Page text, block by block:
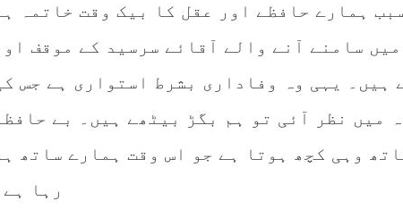
ہمارے حافظے اور عقل کا بیک وقت خاتمہ
سامنے آنے والے آقائے سرسید کے موقف اور
ہیں۔ یہی وہ وفاداری بشرط استواری ہے جس
میں نظر آئی تو ہم بگڑ بیٹھے ہیں۔ بے حافظہ
وہی کچھ ہوتا ہے جو اس وقت ہمارے ساتھ
رہا ہے۔